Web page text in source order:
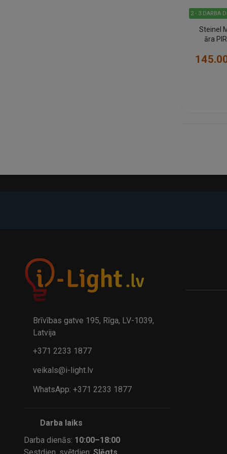
2 - 3 DARBA
Steinel
āra
Brīvības gatve 195, Rīga, LV-1039,
Latvija
+371 2233 1877
veikals@i-light.lv
WhatsApp: +371 2233 1877
Darba laiks
Darba dienās: 10:00–18:00